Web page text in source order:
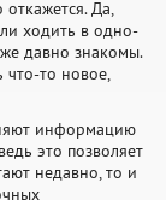
Да,
ходить в одно-
давно знакомы.
что-то новое,
информацию
это позволяет
недавно, то и